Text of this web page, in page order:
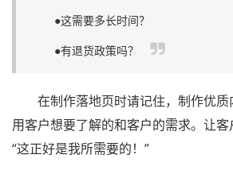
●这需要多长时间？
●有退货政策吗？
在制作落地页时请记住，制作优质
用客户想要了解的和客户的需求。让
“这正好是我所需要的！”